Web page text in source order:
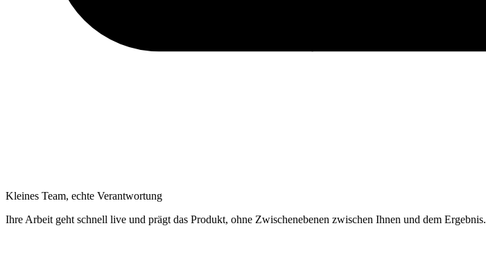
Kleines Team, echte Verantwortung
Ihre Arbeit geht schnell live und prägt das Produkt, ohne Zwischenebenen zwischen Ihnen und dem Ergebnis.